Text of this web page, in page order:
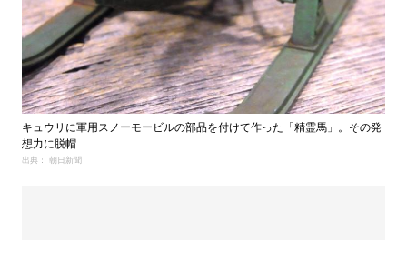
キュウリに軍用スノーモービルの部品を付けて作った「精霊馬」。その発
想力に脱帽
出典： 朝日新聞